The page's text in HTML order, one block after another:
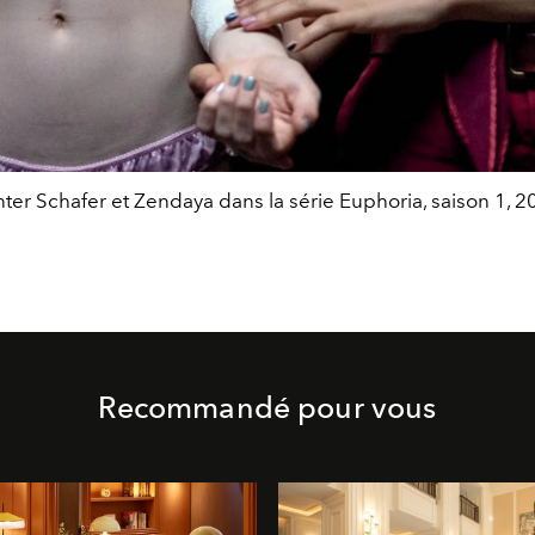
Schafer et Zendaya dans la série Euphoria, saison 1,
Recommandé pour vous